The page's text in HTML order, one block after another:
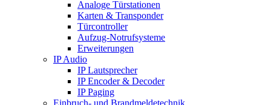
Analoge Türstationen
Karten & Transponder
Türcontroller
Aufzug-Notrufsysteme
Erweiterungen
IP Audio
IP Lautsprecher
IP Encoder & Decoder
IP Paging
Einbruch- und Brandmeldetechnik